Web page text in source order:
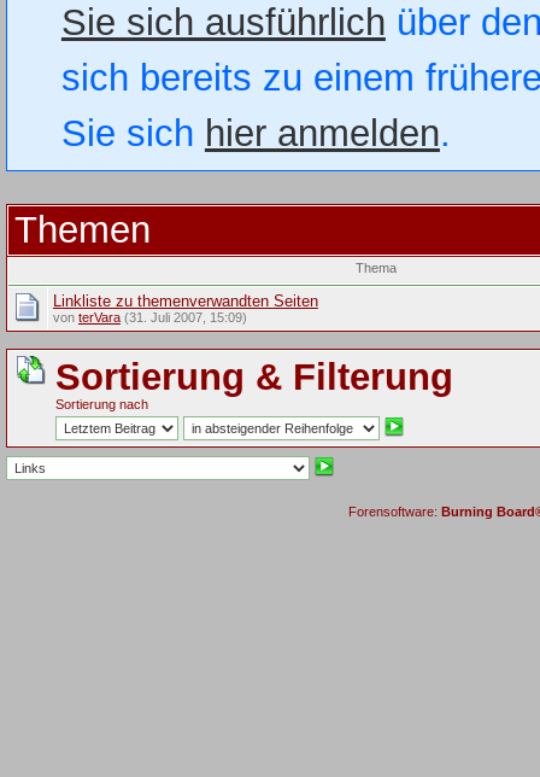
Sie sich ausführlich über
sich bereits zu einem
Sie sich hier anmelden.
Themen
Thema
Linkliste zu themenverwandten Seiten
von terVara(31. Juli 2007, 15:09)
Sortierung & Filterung
Sortierung nach
Forensoftware: Burning